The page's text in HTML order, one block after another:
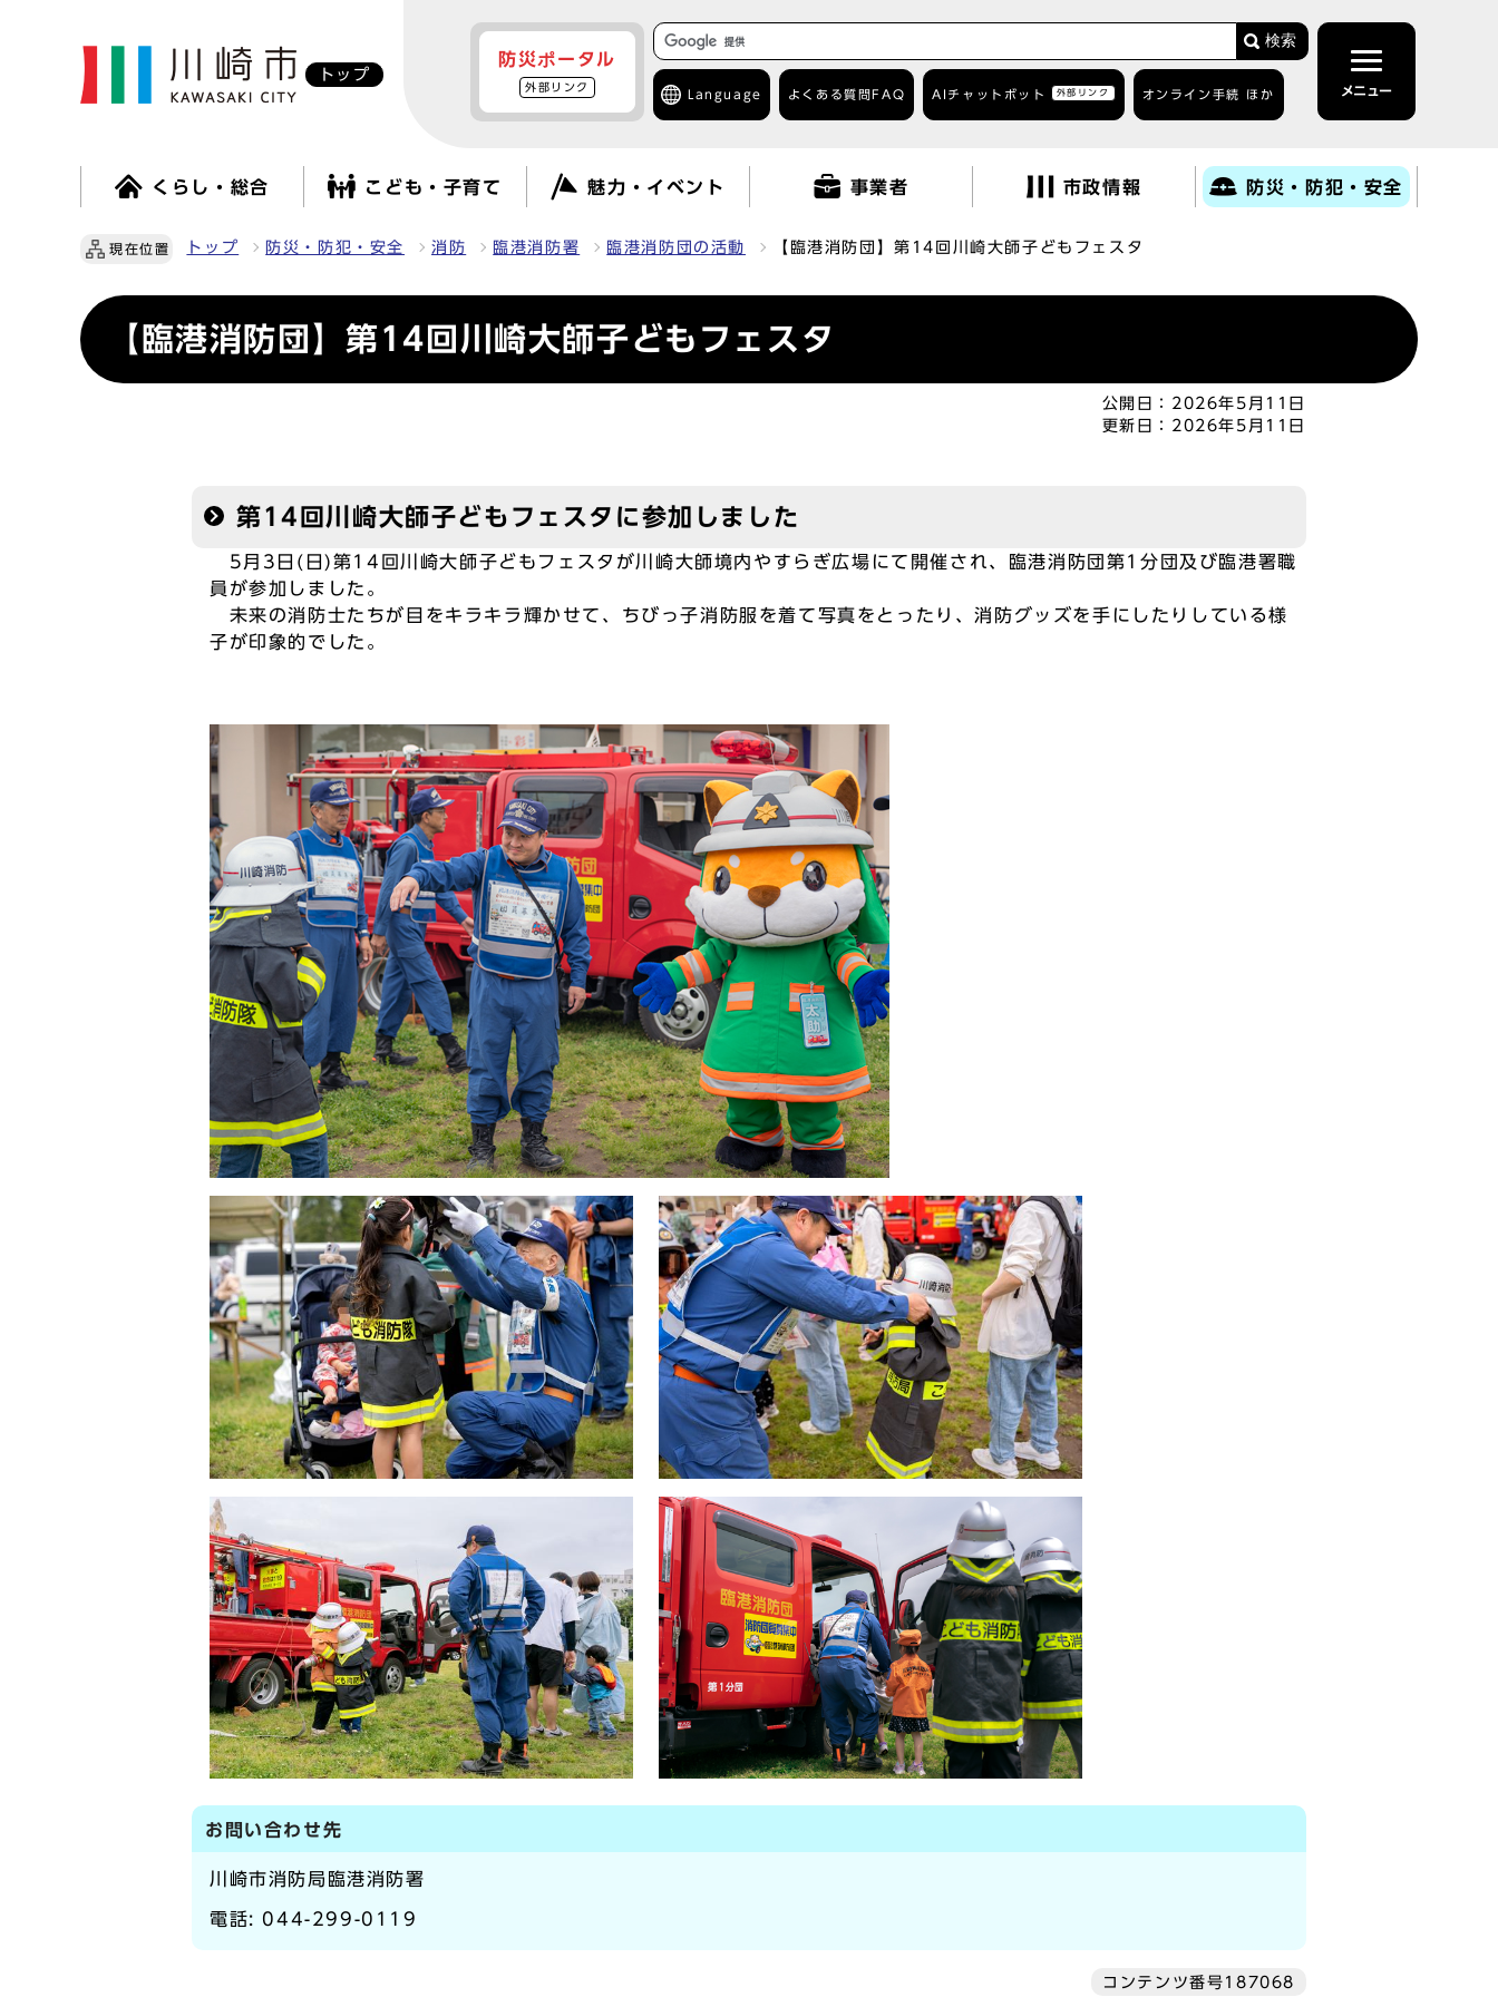
トップ
防災ポータル
外部リンク
検索
Language よくある質問 FAQ AIチャットボット 外部リンク オンライン手続 ほか メニュー
くらし・総合 こども・子育て 魅力・イベント 事業者 市政情報 防災・防犯・安全
現在位置 トップ 防災・防犯・安全 消防 臨港消防署 臨港消防団の活動 【臨港消防団】第14回川崎大師子どもフェスタ
【臨港消防団】第14回川崎大師子どもフェスタ
公開日： 2026年5月11日
更新日： 2026年5月11日
第14回川崎大師子どもフェスタに参加しました
5月3日(日)第14回川崎大師子どもフェスタが川崎大師境内やすらぎ広場にて開催され、臨港消防団第1分団及び臨港署職
員が参加しました。
未来の消防士たちが目をキラキラ輝かせて、ちびっ子消防服を着て写真をとったり、消防グッズを手にしたりしている様
子が印象的でした。
お問い合わせ先
川崎市消防局臨港消防署
電話: 044-299-0119
コンテンツ番号187068